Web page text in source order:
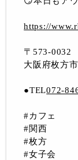
https://
〒573-0032
大阪府枚方
●TEL072-
#カフェ
#関西
#枚方
#女子